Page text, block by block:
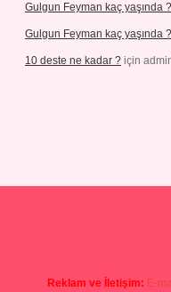
Gulgun Feyman kaç yaşında ?
Gulgun Feyman kaç yaşında ?
10 deste ne kadar ? için
Reklam ve İletişim: E-